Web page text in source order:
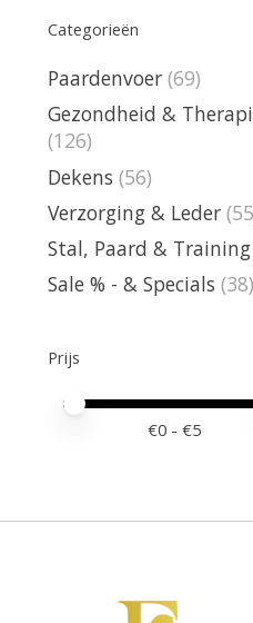
Categorieën
Paardenvoer (69)
Gezondheid &
(126)
Dekens (56)
Verzorging & Leder
Stal, Paard & Training
Sale % - & Specials (38)
Prijs
Minimale
Price maximum
€0 - €5